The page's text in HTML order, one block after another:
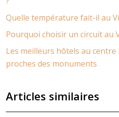
Quelle température fait-il au
Pourquoi choisir un circuit au
Les meilleurs hôtels au
proches des monuments
Articles similaires